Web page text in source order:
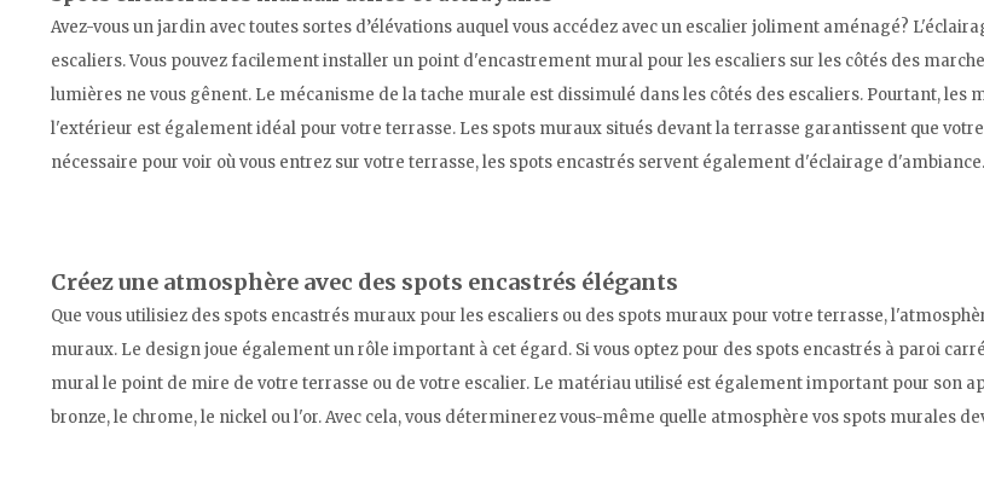
Avez-vous un jardin avec toutes sortes d’élévations auquel vous accédez avec un escalier joliment aménagé?
escaliers. Vous pouvez facilement installer un point d'encastrement mural pour les escaliers sur les côtés des
lumières ne vous gênent. Le mécanisme de la tache murale est dissimulé dans les côtés des escaliers. Pourtant,
l'extérieur est également idéal pour votre terrasse. Les spots muraux situés devant la terrasse garantissent que
nécessaire pour voir où vous entrez sur votre terrasse, les spots encastrés servent également d'éclairage d'ambiance.
Créez une atmosphère avec des spots encastrés élégants
Que vous utilisiez des spots encastrés muraux pour les escaliers ou des spots muraux pour votre terrasse,
muraux. Le design joue également un rôle important à cet égard. Si vous optez pour des spots encastrés à paroi
mural le point de mire de votre terrasse ou de votre escalier. Le matériau utilisé est également important pour son
bronze, le chrome, le nickel ou l'or. Avec cela, vous déterminerez vous-même quelle atmosphère vos spots murales